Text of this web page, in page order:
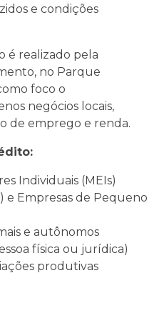
e condições
é realizado pela
no Parque
foco o
negócios locais,
de emprego e renda.
Individuais (MEIs)
e Empresas de Pequeno
e autônomos
física ou jurídica)
produtivas